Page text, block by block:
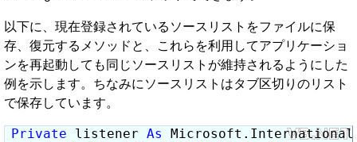
以下に、現在登録されているソースリストをファイルに保
存、復元するメソッドと、これらを利用してアプリケーショ
ンを再起動しても同じソースリストが維持されるようにした
例を示します。ちなみにソースリストはタブ区切りのリスト
で保存しています。
Private listener As